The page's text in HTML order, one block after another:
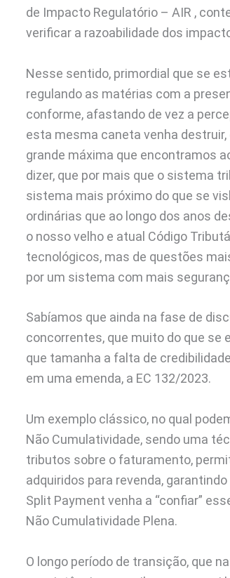
de Impacto Regulatório – AIR ,
verificar a razoabilidade dos
Nesse sentido, primordial que se
regulando as matérias com a
conforme, afastando de vez a
esta mesma caneta venha destruir,
grande máxima que encontramos
dizer, que por mais que o sistema
sistema mais próximo do que se
ordinárias que ao longo dos anos
o nosso velho e atual Código
tecnológicos, mas de questões
por um sistema com mais
Sabíamos que ainda na fase de
concorrentes, que muito do que se
que tamanha a falta de
em uma emenda, a EC 132/2023.
Um exemplo clássico, no qual
Não Cumulatividade, sendo uma
tributos sobre o faturamento,
adquiridos para revenda,
Split Payment venha a “confiar”
Não Cumulatividade Plena.
O longo período de transição, que